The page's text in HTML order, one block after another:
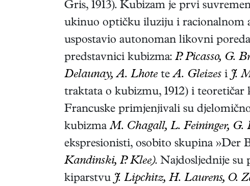
Gris, 1913). Kubizam je prvi
ukinuo optičku iluziju i racionalnom
uspostavio autonoman likovni
predstavnici kubizma: P. Picasso, G.
Delaunay, A. Lhote teA. Gleizes iJ.
traktata o kubizmu, 1912) i teoretičar
Francuske primjenjivali su
kubizmaM. Chagall, L. Feininger, G.
ekspresionisti, osobito skupina »Der
Kandinski, P. Klee). Najdosljednije su
kiparstvuJ. Lipchitz, H. Laurens, O.